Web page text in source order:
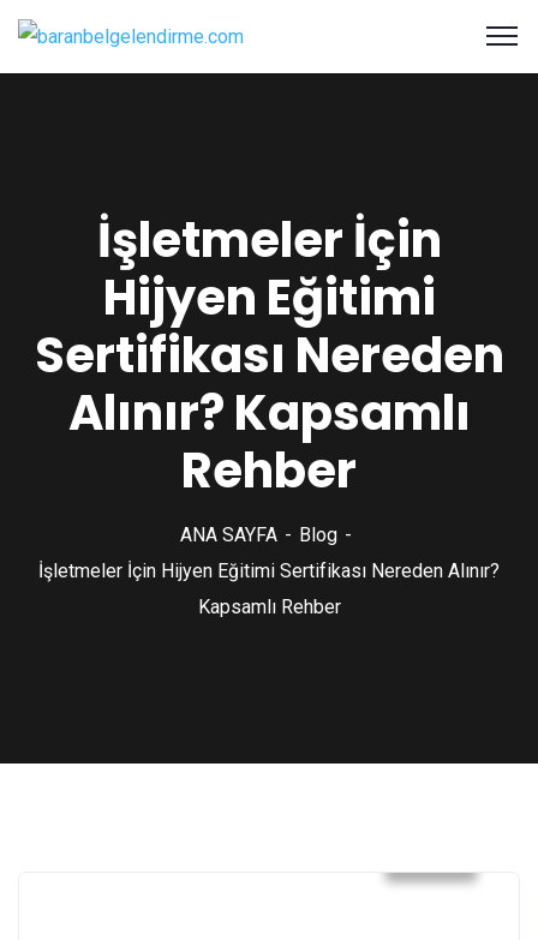
İşletmeler İçin
Hijyen Eğitimi
Sertifikası Nereden
Alınır? Kapsamlı
Rehber
ANA SAYFA
Blog
İşletmeler İçin Hijyen Eğitimi Sertifikası Nereden Alınır?
Kapsamlı Rehber